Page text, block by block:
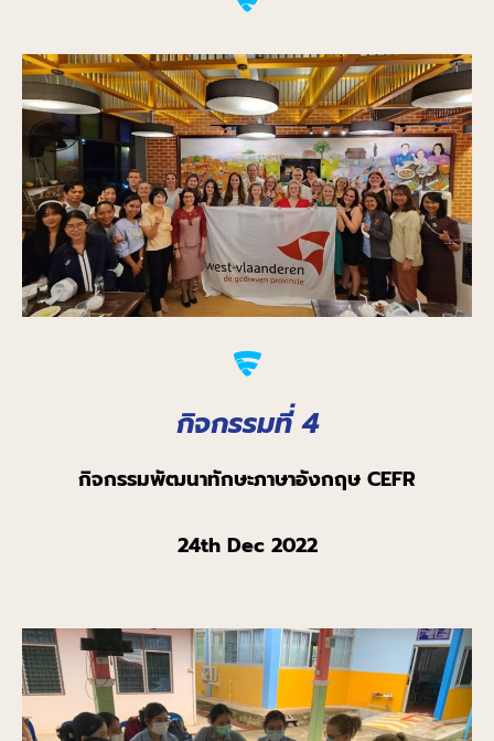
กิจกรรมที่ 4
กิจกรรมพัฒนาทักษะภาษาอังกฤษ CEFR
24thDec 2022